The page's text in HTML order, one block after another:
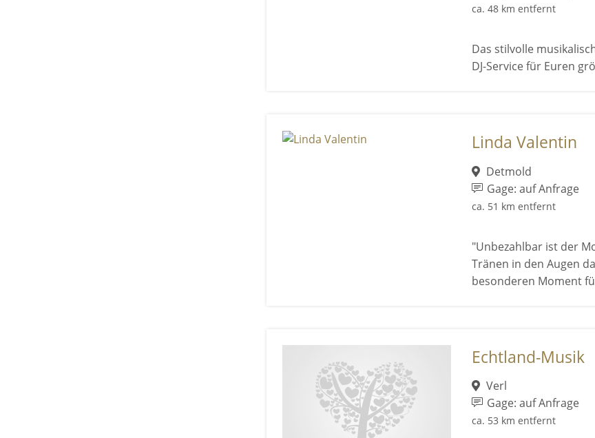
ca. 48 km entfernt
Das stilvolle
DJ-Service für Euren
Linda Valentin
Detmold
Gage: auf Anfrage
ca. 51 km entfernt
"Unbezahlbar ist der
Tränen in den Augen
besonderen Moment
Echtland-Musik
Verl
Gage: auf Anfrage
ca. 53 km entfernt